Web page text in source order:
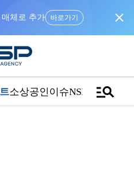
가기 close
소상공인이슈NSPTVmanage_search